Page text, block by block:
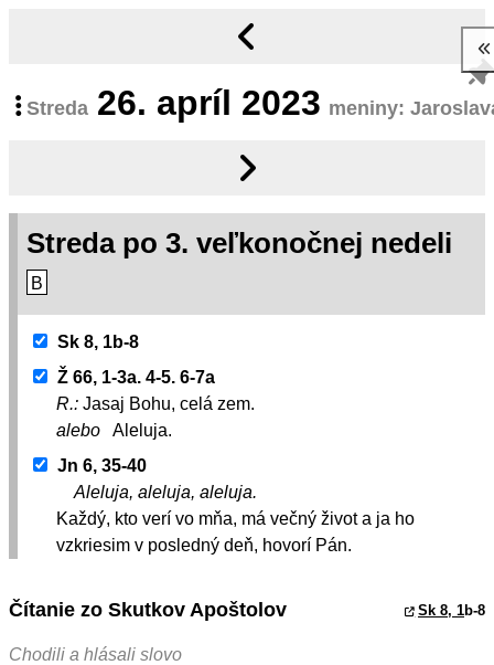
Streda 26. apríl 2023 meniny:
Streda po 3. veľkonočnej nedeli
B
Sk 8, 1b-8
Ž 66, 1-3a. 4-5. 6-7a
R.: Jasaj Bohu, celá zem.
alebo
Aleluja.
Jn 6, 35-40
Aleluja, aleluja, aleluja.
Každý, kto verí vo mňa, má večný život a ja ho
vzkriesim v posledný deň, hovorí Pán.
Čítanie zo Skutkov Apoštolov Sk 8, 1b-8
Chodili a hlásali slovo